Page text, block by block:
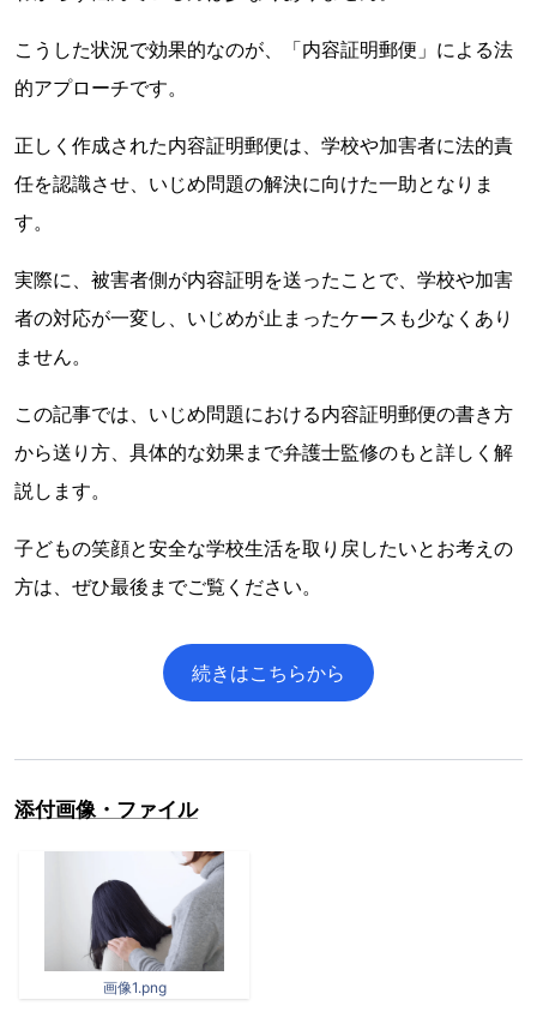
こうした状況で効果的なのが、「内容証明郵便」による法
的アプローチです。
正しく作成された内容証明郵便は、学校や加害者に法的責
任を認識させ、いじめ問題の解決に向けた一助となりま
す。
実際に、被害者側が内容証明を送ったことで、学校や加害
者の対応が一変し、いじめが止まったケースも少なくあり
ません。
この記事では、いじめ問題における内容証明郵便の書き方
から送り方、具体的な効果まで弁護士監修のもと詳しく解
説します。
子どもの笑顔と安全な学校生活を取り戻したいとお考えの
方は、ぜひ最後までご覧ください。
続きはこちらから
添付画像・ファイル
画像1.png